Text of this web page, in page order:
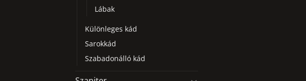
Lábak
Különleges kád
Sarokkád
Szabadonálló kád